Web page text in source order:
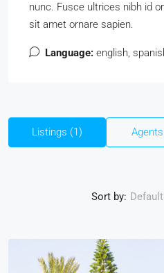
nunc. Fusce ultrices nibh id
sit amet ornare sapien.
Language: english,
Listings (1)
Sort by: